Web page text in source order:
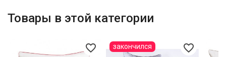
Товары в этой категории
favorite_border favorite_border
закончился